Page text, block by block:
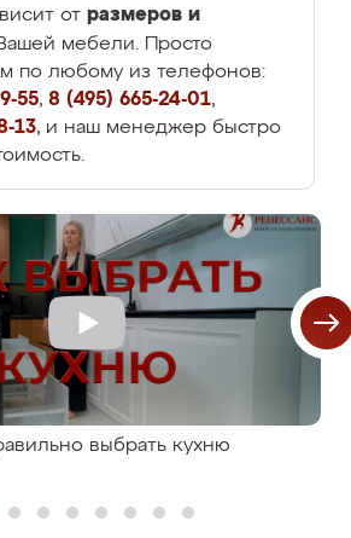
от размеров и
мебели. Просто
по любому из телефонов:
55, 8 (495) 665-24-01,
13, и наш менеджер быстро
выбрать кухню